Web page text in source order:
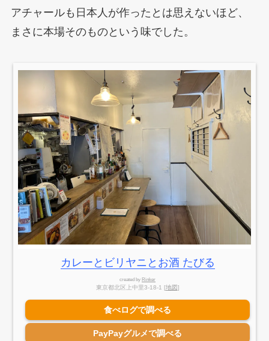
アチャールも日本人が作ったとは思えないほど、
まさに本場そのものという味でした。
カレーとビリヤニとお酒 たびる
created by Rinker
東京都北区上中里3-18-1 [地図]
食べログで調べる
PayPayグルメで調べる